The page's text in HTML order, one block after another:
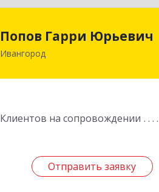
Попов Гарри Юрьевич
Ивангород
Клиентов на сопровождении
Отправить заявку
Отправить заявку